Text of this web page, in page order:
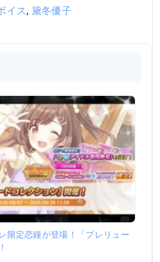
イス, 黛冬優子
限定恋鐘が登場！「プレリュー